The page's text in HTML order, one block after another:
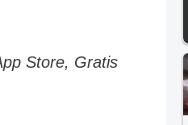
Store, Gratis